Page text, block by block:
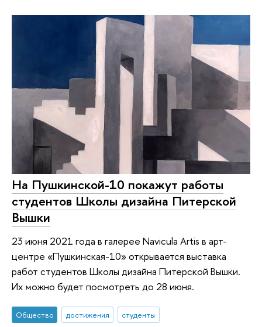
На Пушкинской-10 покажут работы
студентов Школы дизайна Питерской
Вышки
23 июня 2021 года в галерее Navicula Artis в арт-
центре «Пушкинская-10» открывается выставка
работ студентов Школы дизайна Питерской Вышки.
Их можно будет посмотреть до 28 июня.
Общество достижения
студенты